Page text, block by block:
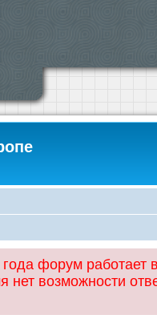
форум работает
возможности